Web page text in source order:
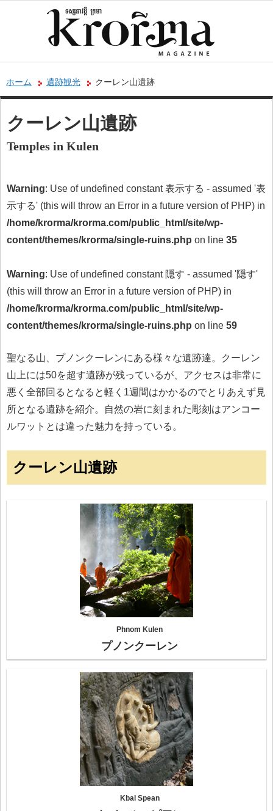
ホーム 遺跡観光 クーレン山遺跡
クーレン山遺跡
Temples in Kulen
Warning: Use of undefined constant 表示する - assumed '表
示する' (this will throw an Error in a future version of PHP) in
/home/krorma/krorma.com/public_html/site/wp-
content/themes/krorma/single-ruins.php on line 35
Warning: Use of undefined constant 隠す - assumed '隠す'
(this will throw an Error in a future version of PHP) in
/home/krorma/krorma.com/public_html/site/wp-
content/themes/krorma/single-ruins.php on line 59
聖なる山、プノンクーレンにある様々な遺跡達。クーレン
山上には50を超す遺跡が残っているが、アクセスは非常に
悪く全部回るとなると軽く1週間はかかるのでとりあえず見
所となる遺跡を紹介。自然の岩に刻まれた彫刻はアンコー
ルワットとは違った魅力を持っている。
クーレン山遺跡
Phnom Kulen
プノンクーレン
Kbal Spean